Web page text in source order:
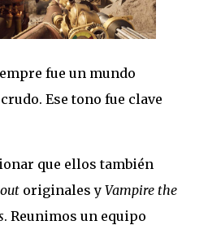
fue un mundo
Ese tono fue clave
que ellos también
originales y Vampire the
. Reunimos un equipo